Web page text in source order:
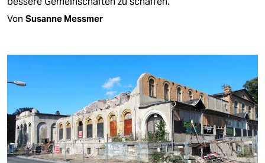
Von Susanne Messmer